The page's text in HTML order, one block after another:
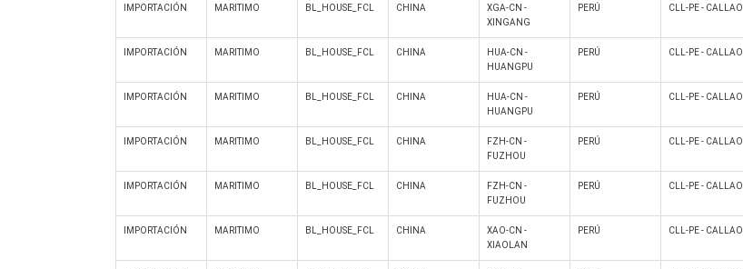
IMPORTACIÓN MARITIMO BL_HOUSE_FCL CHINA
XGA-CN -
XINGANG
PERÚ CLL-PE - CALLAO
IMPORTACIÓN MARITIMO BL_HOUSE_FCL CHINA
HUA-CN -
HUANGPU
PERÚ CLL-PE - CALLAO
IMPORTACIÓN MARITIMO BL_HOUSE_FCL CHINA
HUA-CN -
HUANGPU
PERÚ CLL-PE - CALLAO
IMPORTACIÓN MARITIMO BL_HOUSE_FCL CHINA
FZH-CN -
FUZHOU
PERÚ CLL-PE - CALLAO
IMPORTACIÓN MARITIMO BL_HOUSE_FCL CHINA
FZH-CN -
FUZHOU
PERÚ CLL-PE - CALLAO
IMPORTACIÓN MARITIMO BL_HOUSE_FCL CHINA
XAO-CN -
XIAOLAN
PERÚ CLL-PE - CALLAO